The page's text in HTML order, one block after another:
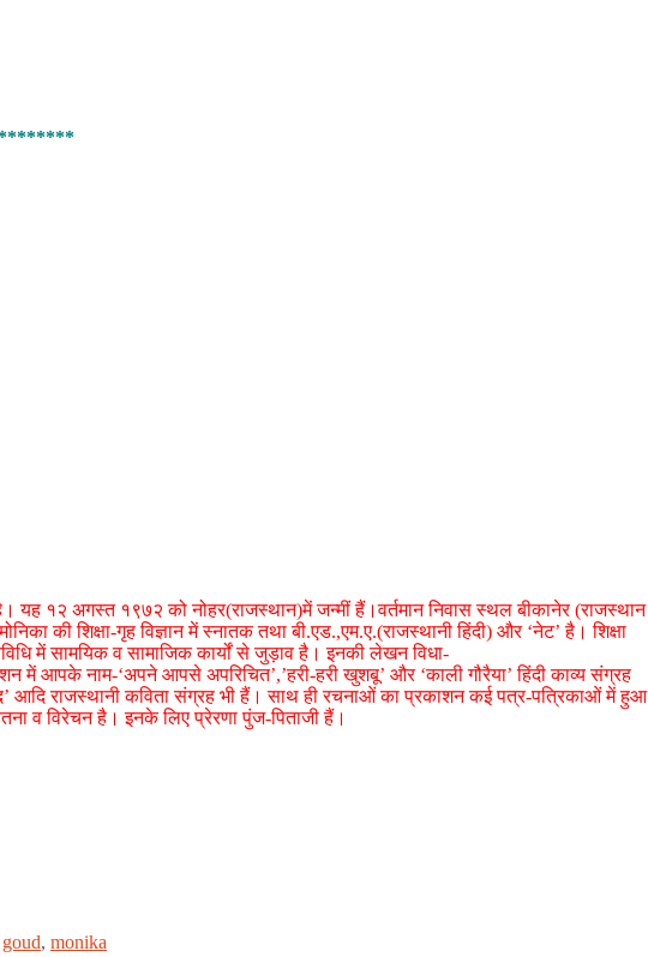
है। यह १२ अगस्त १९७२ को नोहर(राजस्थान)में जन्मीं हैं।वर्तमान निवास स्थल बीकानेर (राजस्थान
की शिक्षा-गृह विज्ञान में स्नातक तथा बी.एड.,एम.ए.(राजस्थानी हिंदी) और ‘नेट’ है। शिक्षा
में सामयिक व सामाजिक कार्यों से जुड़ाव है। इनकी लेखन विधा-
में आपके नाम-‘अपने आपसे अपरिचित’,’हरी-हरी खुशबू’ और ‘काली गौरैया’ हिंदी काव्य संग्रह
आदि राजस्थानी कविता संग्रह भी हैं। साथ ही रचनाओं का प्रकाशन कई पत्र-पत्रिकाओं में हुआ
व विरेचन है। इनके लिए प्रेरणा पुंज-पिताजी हैं।
goud, monika